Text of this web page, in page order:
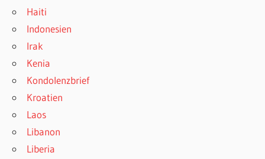
Haiti
Indonesien
Irak
Kenia
Kondolenzbrief
Kroatien
Laos
Libanon
Liberia